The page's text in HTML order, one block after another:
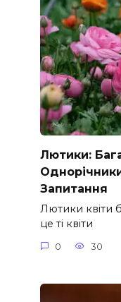
Лютики:
Запитання
Лютики квіти
це ті квіти
0 30